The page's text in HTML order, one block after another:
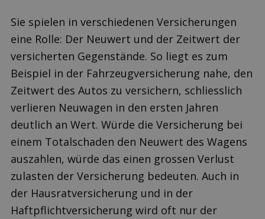
Sie spielen in verschiedenen Versicherungen
eine Rolle: Der Neuwert und der Zeitwert der
versicherten Gegenstände. So liegt es zum
Beispiel in der Fahrzeugversicherung nahe, den
Zeitwert des Autos zu versichern, schliesslich
verlieren Neuwagen in den ersten Jahren
deutlich an Wert. Würde die Versicherung bei
einem Totalschaden den Neuwert des Wagens
auszahlen, würde das einen grossen Verlust
zulasten der Versicherung bedeuten. Auch in
der Hausrat­versicherung und in der
Haftpflichtversicherung wird oft nur der